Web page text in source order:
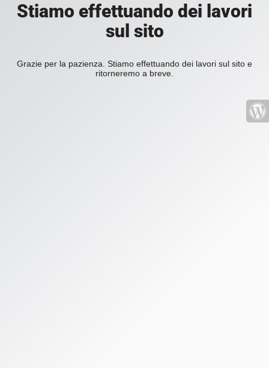
Stiamo effettuando dei lavori
sul sito
Grazie per la pazienza. Stiamo effettuando dei lavori sul sito e
ritorneremo a breve.